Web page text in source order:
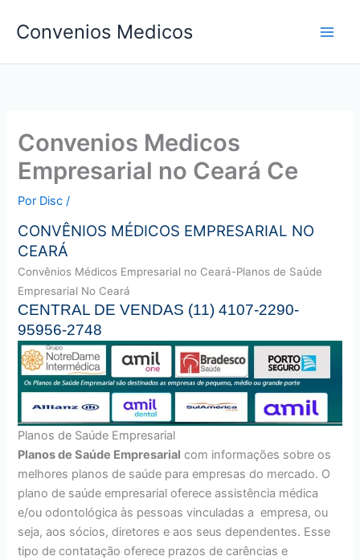
para
conteúdo
Convenios Medicos
Convenios Medicos
Empresarial no Ceará Ce
Por Disc/
CONVÊNIOS MÉDICOS EMPRESARIAL NO
CEARÁ
Convênios Médicos Empresarial no Ceará-Planos de Saúde
Empresarial No Ceará
CENTRAL DE VENDAS (11) 4107-2290-
95956-2748
Planos de Saúde Empresarial
Planos de Saúde Empresarial com informações sobre os
melhores planos de saúde para empresas do mercado. O
plano de saúde empresarial oferece assistência médica
e/ou odontológica às pessoas vinculadas a empresa, ou
seja, aos sócios, diretores e aos seus dependentes. Esse
tipo de contatação oferece prazos de carências e